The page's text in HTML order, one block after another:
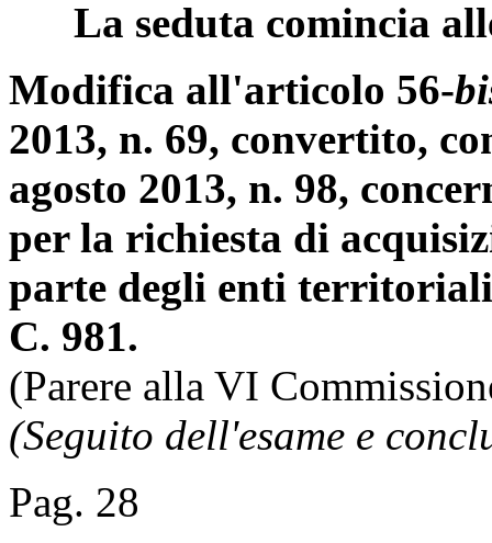
La seduta comincia
Modifica all'articolo 56-
2013, n. 69, convertito,
agosto 2013, n. 98,
per la richiesta di
parte degli enti
C. 981.
(Parere alla VI
(Seguito dell'esame e
Pag. 28